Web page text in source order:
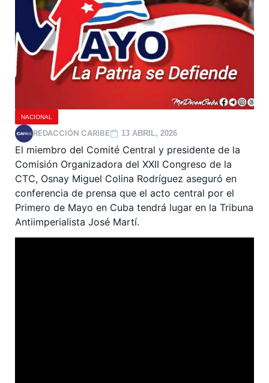
NACIONAL
REDACCIÓN CARIBE 13 ABRIL, 2026
El miembro del Comité Central y presidente de la
Comisión Organizadora del XXII Congreso de la
CTC, Osnay Miguel Colina Rodríguez aseguró en
conferencia de prensa que el acto central por el
Primero de Mayo en Cuba tendrá lugar en la Tribuna
Antiimperialista José Martí.